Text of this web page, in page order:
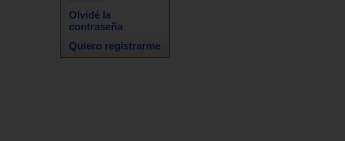
Olvidé la
contraseña
Quiero registrarme